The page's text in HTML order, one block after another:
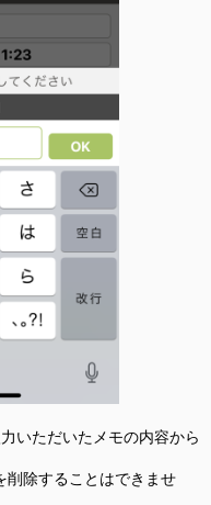
いただいたメモの内容から
削除することはできませ